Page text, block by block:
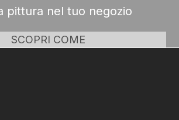
pittura nel tuo negozio
SCOPRI COME